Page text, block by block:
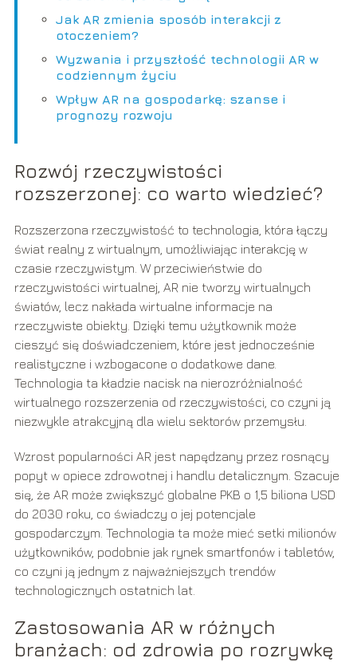
Jak AR zmienia sposób interakcji z
otoczeniem?
Wyzwania i przyszłość technologii AR w
codziennym życiu
Wpływ AR na gospodarkę: szanse i
prognozy rozwoju
Rozwój rzeczywistości
rozszerzonej: co warto wiedzieć?
Rozszerzona rzeczywistość to technologia, która łączy
świat realny z wirtualnym, umożliwiając interakcję w
czasie rzeczywistym. W przeciwieństwie do
rzeczywistości wirtualnej, AR nie tworzy wirtualnych
światów, lecz nakłada wirtualne informacje na
rzeczywiste obiekty. Dzięki temu użytkownik może
cieszyć się doświadczeniem, które jest jednocześnie
realistyczne i wzbogacone o dodatkowe dane.
Technologia ta kładzie nacisk na nierozróżnialność
wirtualnego rozszerzenia od rzeczywistości, co czyni ją
niezwykle atrakcyjną dla wielu sektorów przemysłu.
Wzrost popularności AR jest napędzany przez rosnący
popyt w opiece zdrowotnej i handlu detalicznym. Szacuje
się, że AR może zwiększyć globalne PKB o 1,5 biliona USD
do 2030 roku, co świadczy o jej potencjale
gospodarczym. Technologia ta może mieć setki milionów
użytkowników, podobnie jak rynek smartfonów i tabletów,
co czyni ją jednym z najważniejszych trendów
technologicznych ostatnich lat.
Zastosowania AR w różnych
branżach: od zdrowia po rozrywkę